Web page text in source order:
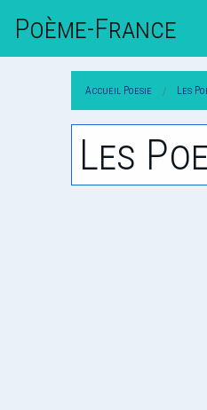
Poème-FrAnce
Accueil Poesie Les
Les